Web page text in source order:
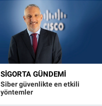
SIGORTA GÜNDEMI
Siber güvenlikte en etkili
yöntemler